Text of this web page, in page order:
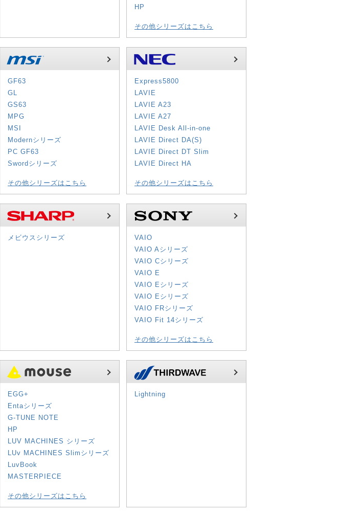
HP
その他シリーズはこちら
GF63
GL
GS63
MPG
MSI
Modernシリーズ
PC GF63
Swordシリーズ
その他シリーズはこちら
Express5800
LAVIE
LAVIE A23
LAVIE A27
LAVIE Desk All-in-one
LAVIE Direct DA(S)
LAVIE Direct DT Slim
LAVIE Direct HA
その他シリーズはこちら
メビウスシリーズ
VAIO
VAIO Aシリーズ
VAIO Cシリーズ
VAIO E
VAIO Eシリーズ
VAIO Eシリーズ
VAIO FRシリーズ
VAIO Fit 14シリーズ
その他シリーズはこちら
EGG+
Entaシリーズ
G-TUNE NOTE
HP
LUV MACHINES シリーズ
LUv MACHINES Slimシリーズ
LuvBook
MASTERPIECE
その他シリーズはこちら
Lightning